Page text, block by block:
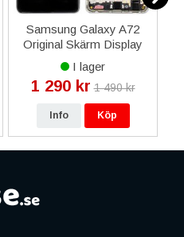
Samsung Galaxy A72
Original Skärm Display
Glas Super AMOLED -
Svart
I lager
1 290 kr 1 490 kr
Info Köp